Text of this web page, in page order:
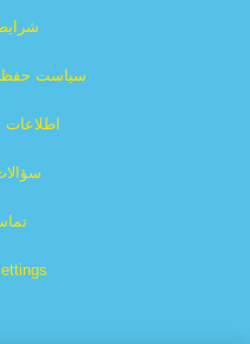
سیاست
اطلاعات